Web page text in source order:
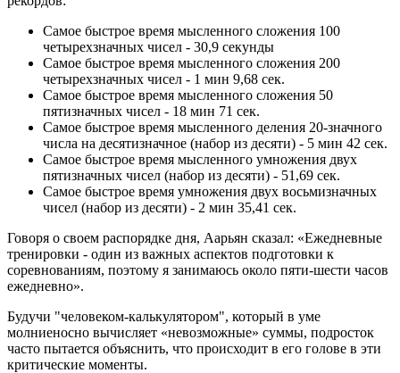
Самое быстрое время мысленного сложения 100
четырехзначных чисел - 30,9 секунды
Самое быстрое время мысленного сложения 200
четырехзначных чисел - 1 мин 9,68 сек.
Самое быстрое время мысленного сложения 50
пятизначных чисел - 18 мин 71 сек.
Самое быстрое время мысленного деления 20-значного
числа на десятизначное (набор из десяти) - 5 мин 42 сек.
Самое быстрое время мысленного умножения двух
пятизначных чисел (набор из десяти) - 51,69 сек.
Самое быстрое время умножения двух восьмизначных
чисел (набор из десяти) - 2 мин 35,41 сек.
Говоря о своем распорядке дня, Аарьян сказал: «Ежедневные
тренировки - один из важных аспектов подготовки к
соревнованиям, поэтому я занимаюсь около пяти-шести часов
ежедневно».
Будучи "человеком-калькулятором", который в уме
молниеносно вычисляет «невозможные» суммы, подросток
часто пытается объяснить, что происходит в его голове в эти
критические моменты.